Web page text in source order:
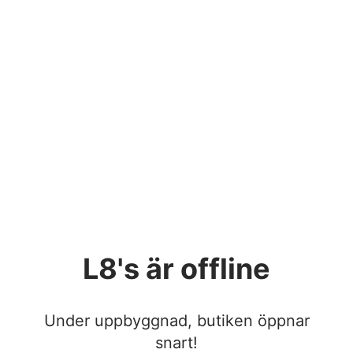
L8's är offline
Under uppbyggnad, butiken öppnar
snart!